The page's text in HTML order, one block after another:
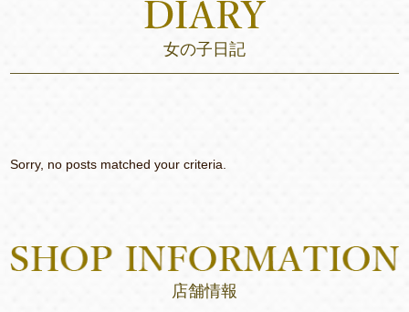
女の子日記
Sorry, no posts matched your criteria.
店舗情報